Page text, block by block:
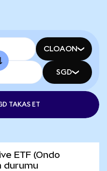
CLOAON
SGD
TAKAS ET
ETF (Ondo
durumu